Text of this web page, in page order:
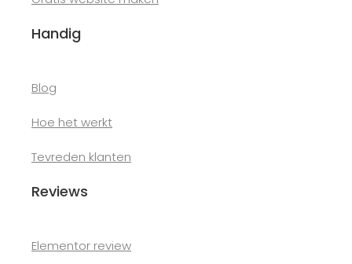
Handig
Blog
Hoe het werkt
Tevreden klanten
Reviews
Elementor review